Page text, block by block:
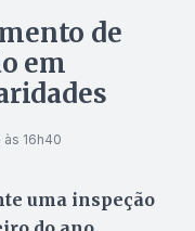
de
em
às 16h40
uma inspeção